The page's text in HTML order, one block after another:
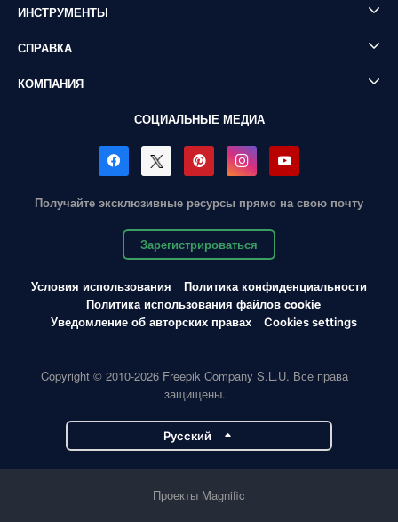
ИНСТРУМЕНТЫ
СПРАВКА
КОМПАНИЯ
СОЦИАЛЬНЫЕ МЕДИА
Получайте эксклюзивные ресурсы прямо на свою почту
Зарегистрироваться
Условия использования
Политика конфиденциальности
Политика использования файлов cookie
Уведомление об авторских правах
Cookies settings
Copyright © 2010-2026 Freepik Company S.L.U. Все права
защищены.
Pусский
Проекты Magnific